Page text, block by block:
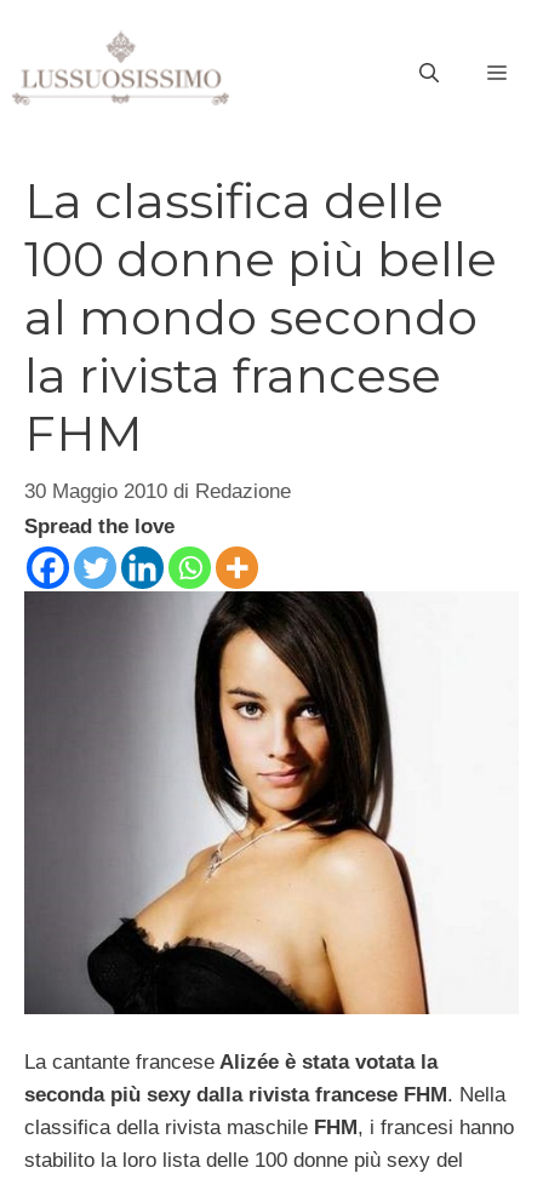
contenuto
La classifica delle
100 donne più belle
al mondo secondo
la rivista francese
FHM
30 Maggio 2010 di Redazione
Spread the love
La cantante francese Alizée è stata votata la
seconda più sexy dalla rivista francese FHM. Nella
classifica della rivista maschile FHM, i francesi hanno
stabilito la loro lista delle 100 donne più sexy del